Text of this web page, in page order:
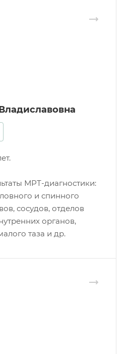
МРТ-диагностики:
и спинного
сосудов, отделов
органов,
таза и др.